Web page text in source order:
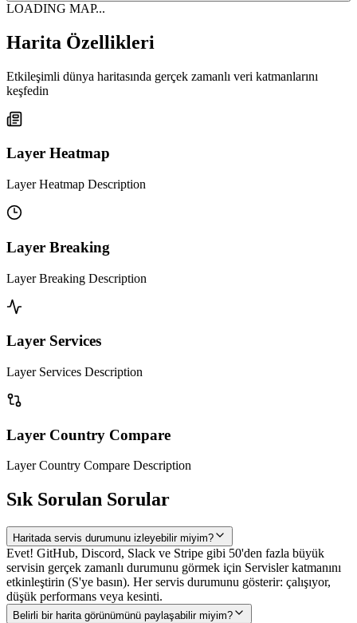
LOADING MAP...
Harita Özellikleri
Etkileşimli dünya haritasında gerçek zamanlı veri katmanlarını
keşfedin
Layer Heatmap
Layer Heatmap Description
Layer Breaking
Layer Breaking Description
Layer Services
Layer Services Description
Layer Country Compare
Layer Country Compare Description
Sık Sorulan Sorular
Haritada servis durumunu izleyebilir miyim?
Evet! GitHub, Discord, Slack ve Stripe gibi 50'den fazla büyük
servisin gerçek zamanlı durumunu görmek için Servisler katmanını
etkinleştirin (S'ye basın). Her servis durumunu gösterir: çalışıyor,
düşük performans veya kesinti.
Belirli bir harita görünümünü paylaşabilir miyim?